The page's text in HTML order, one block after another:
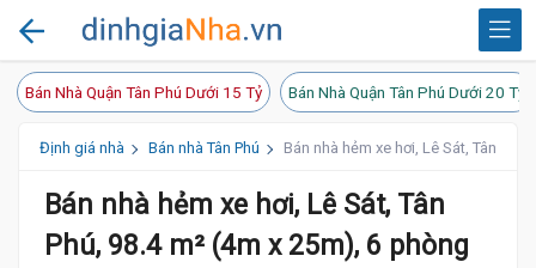
Bán Nhà Quận Tân Phú Dưới 15 Tỷ Bán Nhà Quận Tân Phú Dưới 20 Tỷ
Định giá nhà Bán nhà Tân Phú Bán nhà hẻm xe hơi, Lê Sát, Tân
Bán nhà hẻm xe hơi, Lê Sát, Tân
Phú, 98.4 m² (4m x 25m), 6 phòng